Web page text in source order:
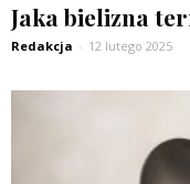
Jaka bielizna
Redakcja - 12 lutego 2025